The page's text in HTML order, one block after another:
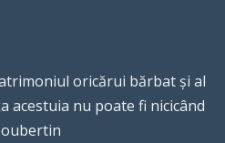
oricărui bărbat şi al
acestuia nu poate fi nicicând